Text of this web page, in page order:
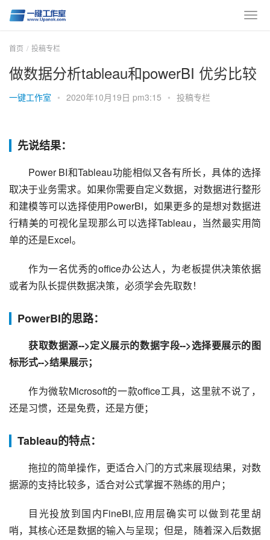
首页 投稿专栏
做数据分析tableau和powerBI 优劣比较
一键工作室 • 2020年10月19日 pm3:15 • 投稿专栏
先说结果：
Power BI和Tableau功能相似又各有所长，具体的选择
取决于业务需求。如果你需要自定义数据，对数据进行整形
和建模等可以选择使用PowerBI，如果更多的是想对数据进
行精美的可视化呈现那么可以选择Tableau，当然最实用简
单的还是Excel。
作为一名优秀的office办公达人，为老板提供决策依据
或者为队长提供数据决策，必须学会先取数！
PowerBI的思路：
获取数据源-->定义展示的数据字段-->选择要展示的图
标形式-->结果展示；
作为微软Microsoft的一款office工具，这里就不说了，
还是习惯，还是免费，还是方便；
Tableau的特点：
拖拉的简单操作，更适合入门的方式来展现结果，对数
据源的支持比较多，适合对公式掌握不熟练的用户；
目光投放到国内FineBI,应用层确实可以做到花里胡
哨，其核心还是数据的输入与呈现；但是，随着深入后数据